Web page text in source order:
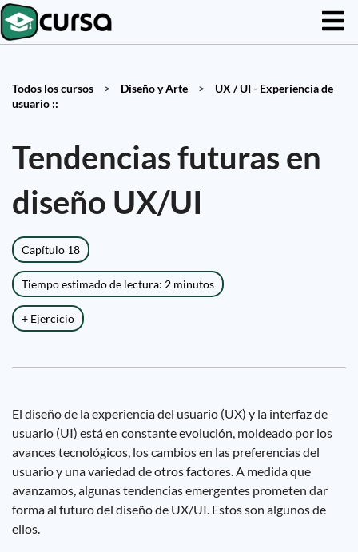
Todos los cursos > Diseño y Arte >
UX / UI - Experiencia de
usuario ::
Tendencias futuras en
diseño UX/UI
Capítulo 18
Tiempo estimado de lectura: 2 minutos
+ Ejercicio
El diseño de la experiencia del usuario (UX) y la interfaz de
usuario (UI) está en constante evolución, moldeado por los
avances tecnológicos, los cambios en las preferencias del
usuario y una variedad de otros factores. A medida que
avanzamos, algunas tendencias emergentes prometen dar
forma al futuro del diseño de UX/UI. Estos son algunos de
ellos.